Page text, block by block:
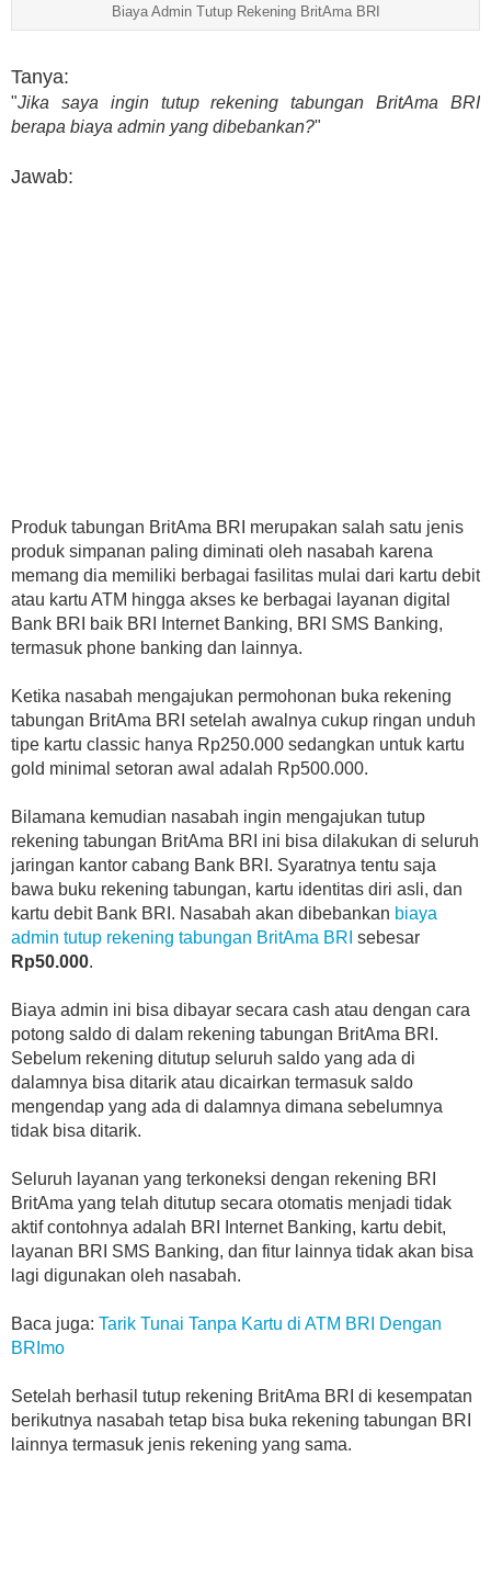
Biaya Admin Tutup Rekening BritAma BRI
Tanya:
"Jika saya ingin tutup rekening tabungan BritAma BRI
berapa biaya admin yang dibebankan?"
Jawab:
Produk tabungan BritAma BRI merupakan salah satu jenis
produk simpanan paling diminati oleh nasabah karena
memang dia memiliki berbagai fasilitas mulai dari kartu debit
atau kartu ATM hingga akses ke berbagai layanan digital
Bank BRI baik BRI Internet Banking, BRI SMS Banking,
termasuk phone banking dan lainnya.
Ketika nasabah mengajukan permohonan buka rekening
tabungan BritAma BRI setelah awalnya cukup ringan unduh
tipe kartu classic hanya Rp250.000 sedangkan untuk kartu
gold minimal setoran awal adalah Rp500.000.
Bilamana kemudian nasabah ingin mengajukan tutup
rekening tabungan BritAma BRI ini bisa dilakukan di seluruh
jaringan kantor cabang Bank BRI. Syaratnya tentu saja
bawa buku rekening tabungan, kartu identitas diri asli, dan
kartu debit Bank BRI. Nasabah akan dibebankan biaya
admin tutup rekening tabungan BritAma BRI sebesar
Rp50.000.
Biaya admin ini bisa dibayar secara cash atau dengan cara
potong saldo di dalam rekening tabungan BritAma BRI.
Sebelum rekening ditutup seluruh saldo yang ada di
dalamnya bisa ditarik atau dicairkan termasuk saldo
mengendap yang ada di dalamnya dimana sebelumnya
tidak bisa ditarik.
Seluruh layanan yang terkoneksi dengan rekening BRI
BritAma yang telah ditutup secara otomatis menjadi tidak
aktif contohnya adalah BRI Internet Banking, kartu debit,
layanan BRI SMS Banking, dan fitur lainnya tidak akan bisa
lagi digunakan oleh nasabah.
Baca juga: Tarik Tunai Tanpa Kartu di ATM BRI Dengan
BRImo
Setelah berhasil tutup rekening BritAma BRI di kesempatan
berikutnya nasabah tetap bisa buka rekening tabungan BRI
lainnya termasuk jenis rekening yang sama.